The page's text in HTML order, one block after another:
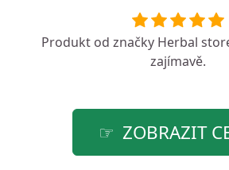
Produkt od značky Herbal
zajímavě.
ZOBRAZIT